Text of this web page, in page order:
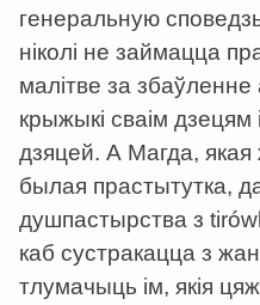
генеральную
ніколі не займацца
малітве за збаўленне
крыжыкі сваім дзецям
дзяцей. А Магда, якая
былая прастытутка,
душпастырства з
каб сустракацца з
тлумачыць ім, якія